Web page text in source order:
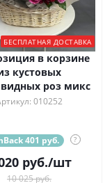
БЕСПЛАТНАЯ ДОСТАВКА
в корзине
кустовых
роз микс
010252
401 руб. ?
руб./шт
10 025 руб.